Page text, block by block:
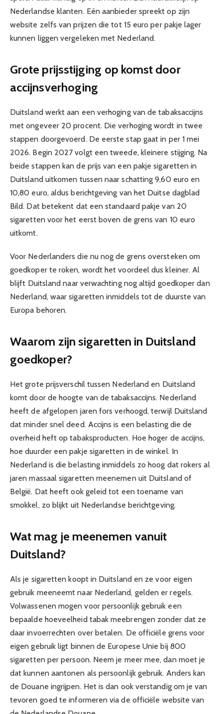
Nederlandse klanten. Eén aanbieder spreekt op zijn
website zelfs van prijzen die tot 15 euro per pakje lager
kunnen liggen vergeleken met Nederland.
Grote prijsstijging op komst door
accijnsverhoging
Duitsland werkt aan een verhoging van de tabaksaccijns
met ongeveer 20 procent. Die verhoging wordt in twee
stappen doorgevoerd. De eerste stap gaat in per 1 mei
2026. Begin 2027 volgt een tweede, kleinere stijging. Na
beide stappen kan de prijs van een pakje sigaretten in
Duitsland uitkomen tussen naar schatting 9,60 euro en
10,80 euro, aldus berichtgeving van het Duitse dagblad
Bild. Dat betekent dat een standaard pakje van 20
sigaretten voor het eerst boven de grens van 10 euro
uitkomt.
Voor Nederlanders die nu nog de grens oversteken om
goedkoper te roken, wordt het voordeel dus kleiner. Al
blijft Duitsland naar verwachting nog altijd goedkoper dan
Nederland, waar sigaretten inmiddels tot de duurste van
Europa behoren.
Waarom zijn sigaretten in Duitsland
goedkoper?
Het grote prijsverschil tussen Nederland en Duitsland
komt door de hoogte van de tabaksaccijns. Nederland
heeft de afgelopen jaren fors verhoogd, terwijl Duitsland
dat minder snel deed. Accijns is een belasting die de
overheid heft op tabaksproducten. Hoe hoger de accijns,
hoe duurder een pakje sigaretten in de winkel. In
Nederland is die belasting inmiddels zo hoog dat rokers al
jaren massaal sigaretten meenemen uit Duitsland of
België. Dat heeft ook geleid tot een toename van
smokkel, zo blijkt uit Nederlandse berichtgeving.
Wat mag je meenemen vanuit
Duitsland?
Als je sigaretten koopt in Duitsland en ze voor eigen
gebruik meeneemt naar Nederland, gelden er regels.
Volwassenen mogen voor persoonlijk gebruik een
bepaalde hoeveelheid tabak meebrengen zonder dat ze
daar invoerrechten over betalen. De officiële grens voor
eigen gebruik ligt binnen de Europese Unie bij 800
sigaretten per persoon. Neem je meer mee, dan moet je
dat kunnen aantonen als persoonlijk gebruik. Anders kan
de Douane ingrijpen. Het is dan ook verstandig om je van
tevoren goed te informeren via de officiële website van